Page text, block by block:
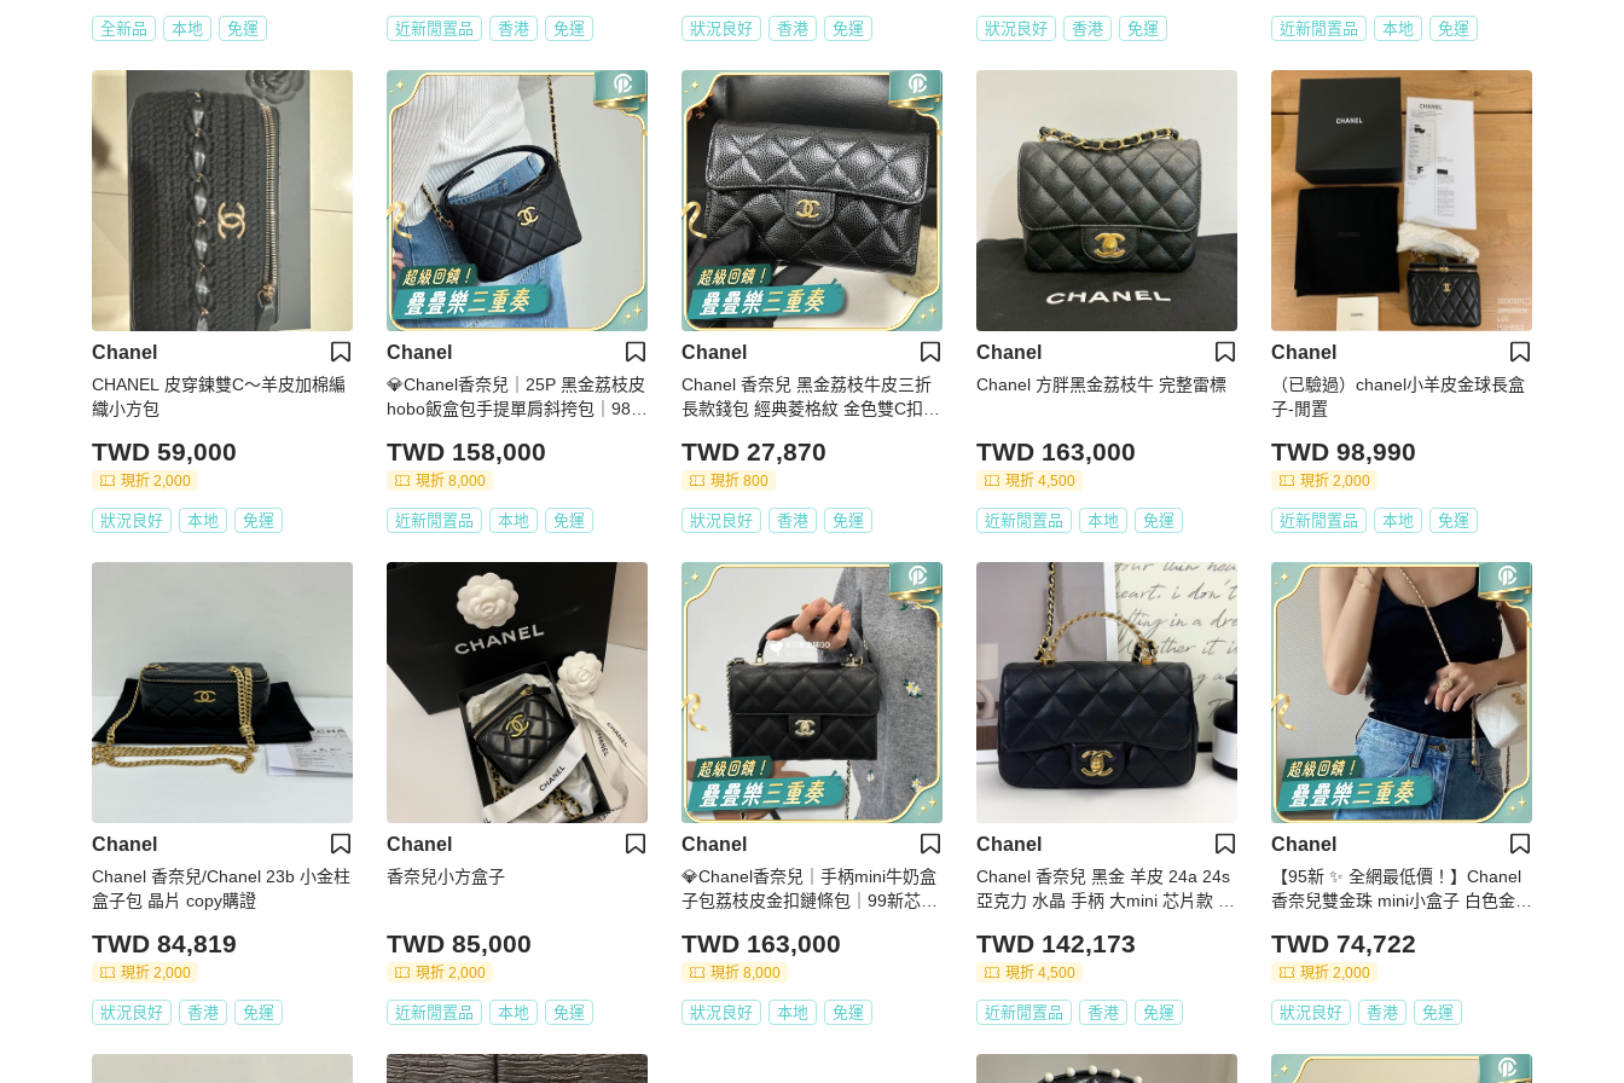
全新品 本地 免運 近新閒置品 香港 免運 狀況良好 香港 免運 狀況良好 香港 免運 近新閒置品 本地 免運
Chanel
CHANEL 皮穿鍊雙C～羊皮加棉編
織小方包
TWD 59,000
現折 2,000
狀況良好 本地 免運
Chanel
💎Chanel香奈兒｜25P 黑金荔枝皮
hobo飯盒包手提單肩斜挎包｜98新
TWD 158,000
現折 8,000
近新閒置品 本地 免運
Chanel
Chanel 香奈兒 黑金荔枝牛皮三折
長款錢包 經典菱格紋 金色雙C扣
TWD 27,870
現折 800
狀況良好 香港 免運
Chanel
Chanel 方胖黑金荔枝牛 完整雷標
TWD 163,000
現折 4,500
近新閒置品 本地 免運
Chanel
（已驗過）chanel小羊皮金球長盒
子-閒置
TWD 98,990
現折 2,000
近新閒置品 本地 免運
Chanel
Chanel 香奈兒/Chanel 23b 小金柱
盒子包 晶片 copy購證
TWD 84,819
現折 2,000
狀況良好 香港 免運
Chanel
香奈兒小方盒子
TWD 85,000
現折 2,000
近新閒置品 本地 免運
Chanel
💎Chanel香奈兒｜手柄mini牛奶盒
子包荔枝皮金扣鏈條包｜99新芯片
TWD 163,000
現折 8,000
狀況良好 本地 免運
Chanel
Chanel 香奈兒 黑金 羊皮 24a 24s
亞克力 水晶 手柄 大mini 芯片款 24
TWD 142,173
現折 4,500
近新閒置品 香港 免運
Chanel
【95新 ✨ 全網最低價！】Chanel
香奈兒雙金珠 mini小盒子 白色金扣
TWD 74,722
現折 2,000
狀況良好 香港 免運